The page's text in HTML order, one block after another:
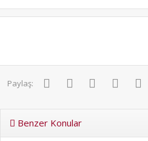
Paylaş: FacebookTwitter Pinterest
Benzer Konular